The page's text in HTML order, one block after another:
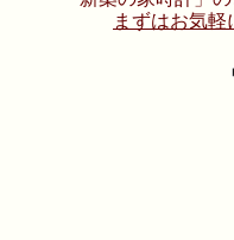
まずはお気